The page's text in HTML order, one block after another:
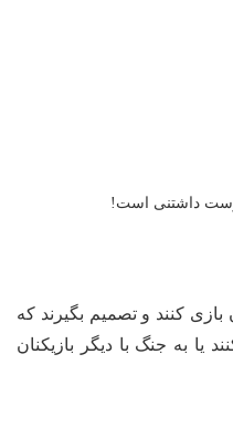
داشتنی است!
کنند و تصمیم بگیرند که
یا به جنگ با دیگر بازیکنان